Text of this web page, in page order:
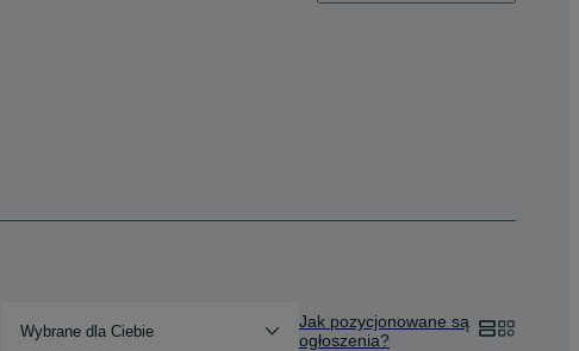
Wybrane dla Ciebie
Jak pozycjonowane są
ogłoszenia?